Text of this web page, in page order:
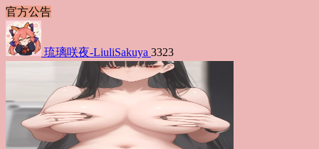
官方公告
琉璃咲夜-LiuliSakuya 3323